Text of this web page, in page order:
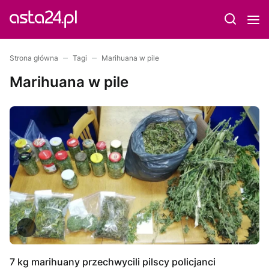
Strona główna Tagi Marihuana w pile
Marihuana w pile
7 kg marihuany przechwycili pilscy policjanci